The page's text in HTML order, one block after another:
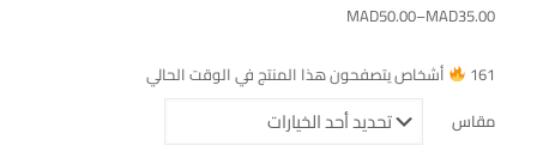
MAD35.00
–
MAD50.00
161
أشخاص يتصفحون هذا المنتج في الوقت الحالي
مقاس